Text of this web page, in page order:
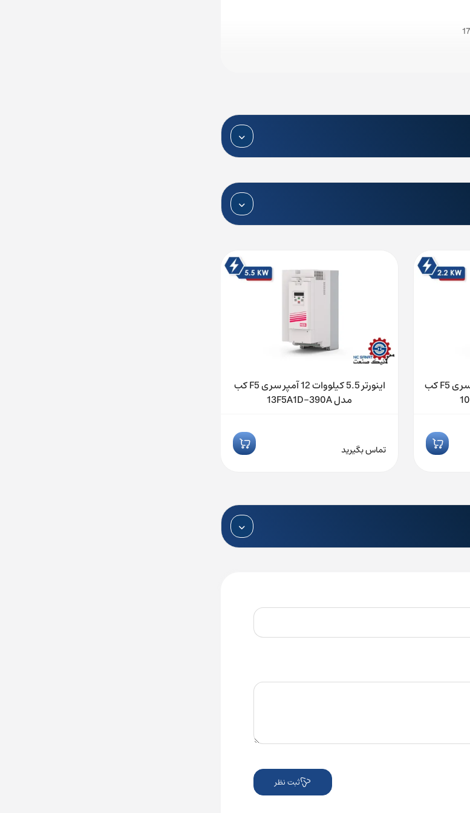
اینورتر 2.2 کیلووات 5.8 آمپر سری F5 کب
اینورتر 5.5 کیلووات 12 آمپر سری F5 کب
مدل 13F5A1D-390A
تماس بگیرید
ثبت نظر